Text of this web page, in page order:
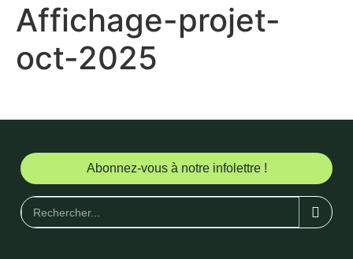
Affichage-projet-
oct-2025
Abonnez-vous à notre infolettre !